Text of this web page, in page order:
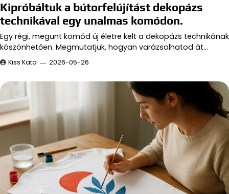
Kipróbáltuk a bútorfelújítást dekopázs
technikával egy unalmas komódon.
Egy régi, megunt komód új életre kelt a dekopázs technikának
köszönhetően. Megmutatjuk, hogyan varázsolhatod át…
Kiss Kata 2026-05-26